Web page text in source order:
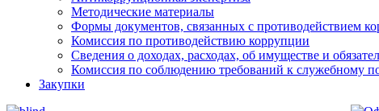
Методические материалы
Формы документов, связанных с противодействием
Комиссия по противодействию коррупции
Сведения о доходах, расходах, об имуществе и
Комиссия по соблюдению требований к служебному
Закупки